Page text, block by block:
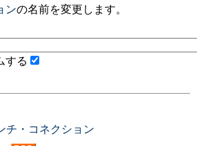
ンの名前を変更します。
する
チ・コネクション